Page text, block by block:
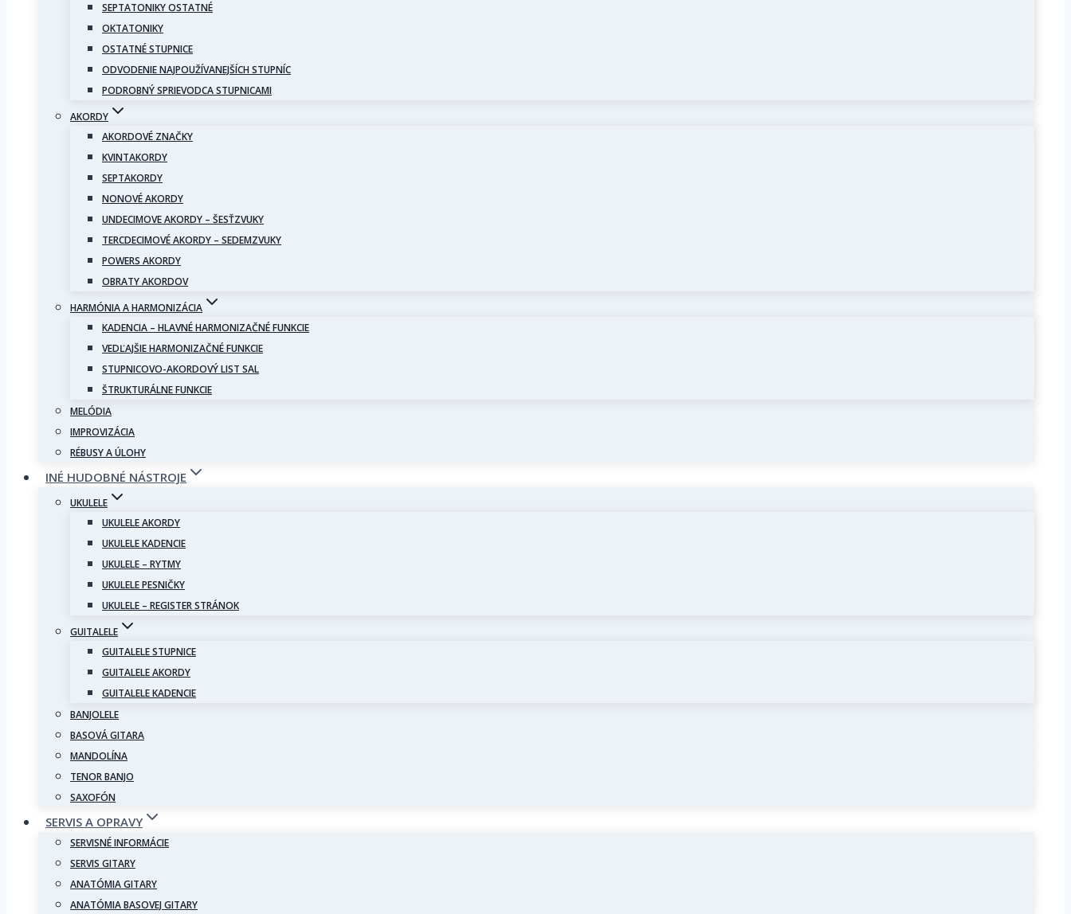
SEPTATONIKY OSTATNÉ
OKTATONIKY
OSTATNÉ STUPNICE
ODVODENIE NAJPOUŽÍVANEJŠÍCH STUPNÍC
PODROBNÝ SPRIEVODCA STUPNICAMI
AKORDY
AKORDOVÉ ZNAČKY
KVINTAKORDY
SEPTAKORDY
NONOVÉ AKORDY
UNDECIMOVE AKORDY – ŠESŤZVUKY
TERCDECIMOVÉ AKORDY – SEDEMZVUKY
POWERS AKORDY
OBRATY AKORDOV
HARMÓNIA A HARMONIZÁCIA
KADENCIA – HLAVNÉ HARMONIZAČNÉ FUNKCIE
VEDĽAJŠIE HARMONIZAČNÉ FUNKCIE
STUPNICOVO-AKORDOVÝ LIST SAL
ŠTRUKTURÁLNE FUNKCIE
MELÓDIA
IMPROVIZÁCIA
RÉBUSY A ÚLOHY
INÉ HUDOBNÉ NÁSTROJE
UKULELE
UKULELE AKORDY
UKULELE KADENCIE
UKULELE – RYTMY
UKULELE PESNIČKY
UKULELE – REGISTER STRÁNOK
GUITALELE
GUITALELE STUPNICE
GUITALELE AKORDY
GUITALELE KADENCIE
BANJOLELE
BASOVÁ GITARA
MANDOLÍNA
TENOR BANJO
SAXOFÓN
SERVIS A OPRAVY
SERVISNÉ INFORMÁCIE
SERVIS GITARY
ANATÓMIA GITARY
ANATÓMIA BASOVEJ GITARY